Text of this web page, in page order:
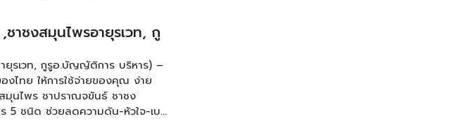
น. ได้ทาง ช่อง SmartSME ทรู 49
smartsme ดูตอนอื่นๆของ
าชงสมุนไพรอายุรเวท, กู
ยุรเวท, กูรูอ.บัญญัติการ บริหาร) –
ไทย ให้การใช้จ่ายของคุณ ง่าย
มุนไพร ชาปราณจขันธ์ ชาชง
5 ชนิด ช่วยลดความดัน-หัวใจ-เบา